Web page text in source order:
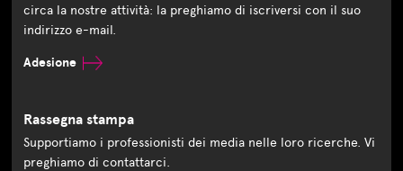
circa la nostre attività: la preghiamo di iscriversi con il suo
indirizzo e-mail.
Adesione
Rassegna stampa
Supportiamo i professionisti dei media nelle loro ricerche. Vi
preghiamo di contattarci.